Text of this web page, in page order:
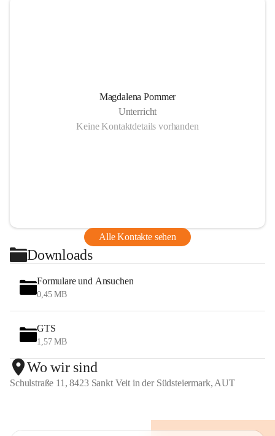
Magdalena Pommer
Unterricht
Keine Kontaktdetails vorhanden
Alle Kontakte sehen
Downloads
Formulare und Ansuchen
0,45 MB
GTS
1,57 MB
Wo wir sind
Schulstraße 11, 8423 Sankt Veit in der Südsteiermark, AUT